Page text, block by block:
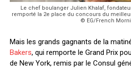
Le chef boulanger Julien Khalaf,
remporté la 2e place du concours du
© EG/French
Mais les grands gagnants de la
Bakers, qui remporte le Grand Prix
de New York, remis par le Consul